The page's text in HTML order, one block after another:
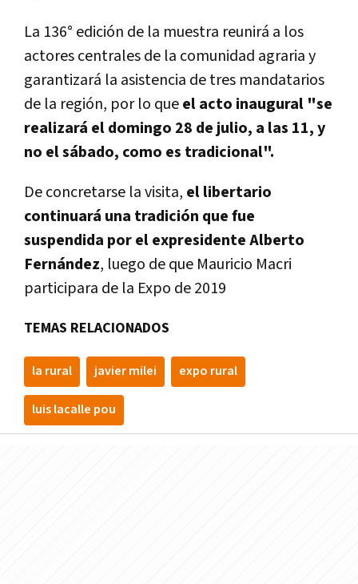
La 136° edición de la muestra reunirá a los
actores centrales de la comunidad agraria y
garantizará la asistencia de tres mandatarios
de la región, por lo queel acto inaugural "se
realizará el domingo 28 de julio, a las 11, y
no el sábado, como es tradicional".
De concretarse la visita, el libertario
continuará una tradición que fue
suspendida por el expresidente Alberto
Fernández, luego de que Mauricio Macri
participara de la Expo de 2019
TEMAS RELACIONADOS
la rural javier milei expo rural
luis lacalle pou